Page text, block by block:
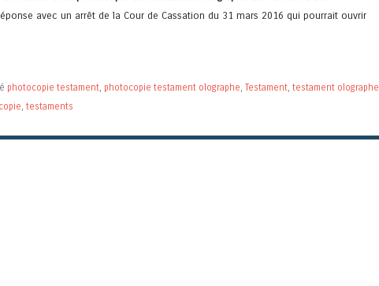
avec un arrêt de la Cour de Cassation du 31 mars 2016 qui pourrait ouvrir
photocopie testament, photocopie testament olographe, Testament, testament olographe
, testaments